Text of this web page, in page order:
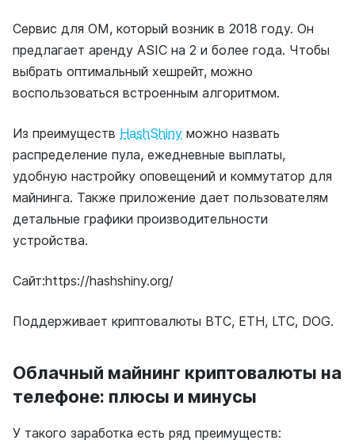
Сервис для ОМ, который возник в 2018 году. Он
предлагает аренду ASIC на 2 и более года. Чтобы
выбрать оптимальный хешрейт, можно
воспользоваться встроенным алгоритмом.
Из преимуществ HashShiny можно назвать
распределение пула, ежедневные выплаты,
удобную настройку оповещений и коммутатор для
майнинга. Также приложение дает пользователям
детальные графики производительности
устройства.
Сайт:https://hashshiny.org/
Поддерживает криптовалюты BTC, ETH, LTC, DOG.
Облачный майнинг криптовалюты на
телефоне: плюсы и минусы
У такого заработка есть ряд преимуществ: